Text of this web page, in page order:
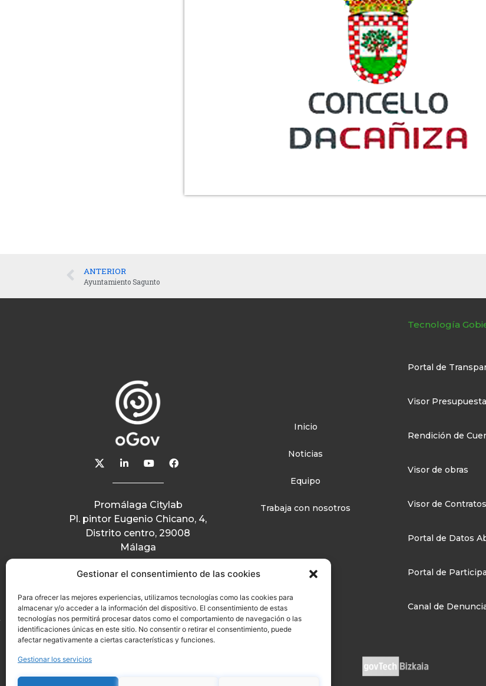
Gestionar el consentimiento de las cookies
Para ofrecer las mejores experiencias, utilizamos tecnologías como las cookies para
almacenar y/o acceder a la información del dispositivo. El consentimiento de estas
tecnologías nos permitirá procesar datos como el comportamiento de navegación o las
identificaciones únicas en este sitio. No consentir o retirar el consentimiento, puede
afectar negativamente a ciertas características y funciones.
Gestionar los servicios
ANTERIOR
Ayuntamiento Sagunto
Promálaga Citylab
Pl. pintor Eugenio Chicano, 4,
Distrito centro, 29008
Málaga
Inicio
Noticias
Equipo
Trabaja con nosotros
Tecnología
Portal de
Visor
Rendición de
Visor de obras
Visor de Contratos
Portal de Datos
Portal de
Canal de